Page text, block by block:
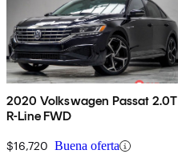
2020 Volkswagen Passat 2.0T
R-Line FWD
$16,720 Buena oferta